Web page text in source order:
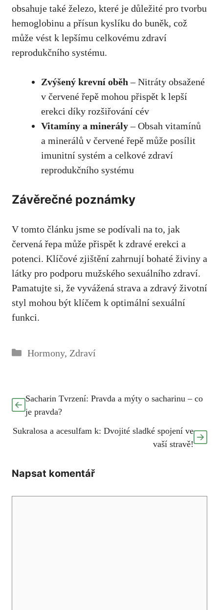
obsahuje také železo, které je důležité pro tvorbu
hemoglobinu a přísun kyslíku do buněk, což
může vést k lepšímu celkovému zdraví
reprodukčního systému.
Zvýšený krevní oběh – Nitráty obsažené
v červené řepě mohou přispět k lepší
erekci díky rozšiřování cév
Vitamíny a minerály– Obsah vitamínů
a minerálů v červené řepě může posílit
imunitní systém a celkové zdraví
reprodukčního systému
Závěrečné poznámky
V tomto článku jsme se podívali na to, jak
červená řepa může přispět k zdravé erekci a
potenci. Klíčové zjištění zahrnují bohaté živiny a
látky pro podporu mužského sexuálního zdraví.
Pamatujte si, že vyvážená strava a zdravý životní
styl mohou být klíčem k optimální sexuální
funkci.
Rubriky
Hormony, Zdraví
Sacharin Tvrzení: Pravda a mýty o sacharinu – co
je pravda?
Sukralosa a acesulfam k: Dvojité sladké spojení ve
vaší stravě!
Napsat komentář